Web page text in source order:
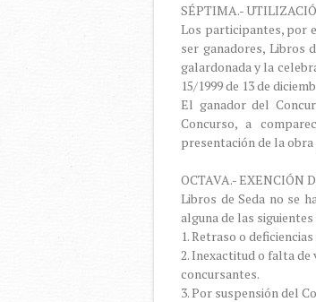
SÉPTIMA.-
Los participantes, por
ser ganadores, Libros
galardonada y la
15/1999 de 13 de
El ganador del
Concurso, a
presentación de la
OCTAVA.- EXENCIÓN
Libros de Seda no se
alguna de las siguientes
1. Retraso o
2. Inexactitud o falta de
concursantes.
3. Por suspensión del